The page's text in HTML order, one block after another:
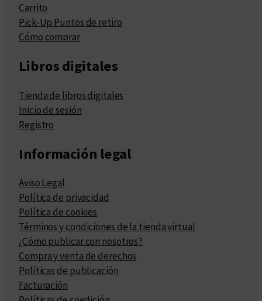
Carrito
Pick-Up Puntos de retiro
Cómo comprar
Libros digitales
Tienda de libros digitales
Inicio de sesión
Registro
Información legal
Aviso Legal
Política de privacidad
Política de cookies
Términos y condiciones de la tienda virtual
¿Cómo publicar con nosotros?
Compra y venta de derechos
Políticas de publicación
Facturación